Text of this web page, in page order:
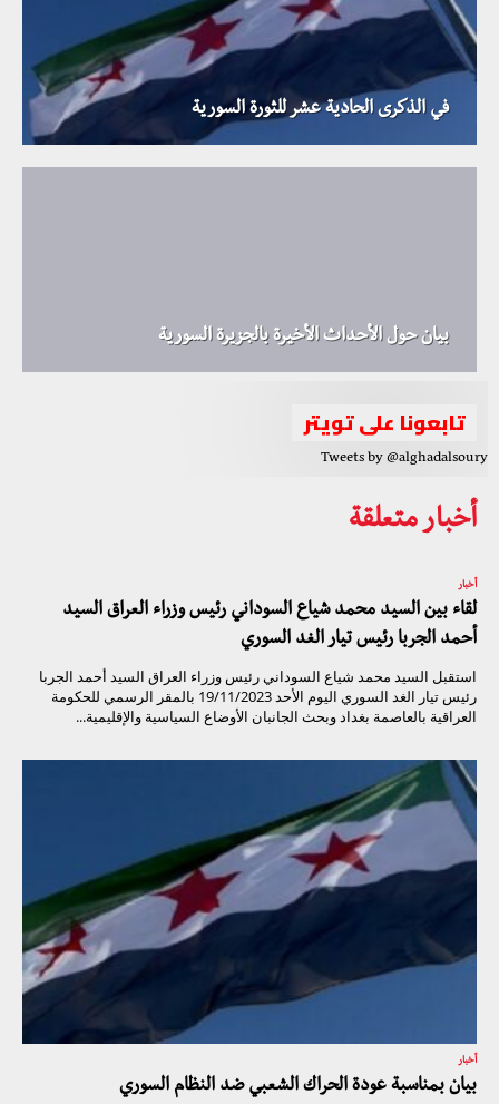
في الذكرى الحادية عشر للثورة السورية
بيان حول الأحداث الأخيرة بالجزيرة السورية
تابعونا على تويتر
Tweets by @alghadalsoury
أخبار متعلقة
أخبار
لقاء بين السيد محمد شياع السوداني رئيس وزراء العراق السيد
أحمد الجربا رئيس تيار الغد السوري
استقبل السيد محمد شياع السوداني رئيس وزراء العراق السيد أحمد الجربا
رئيس تيار الغد السوري اليوم الأحد 19/11/2023 بالمقر الرسمي للحكومة
العراقية بالعاصمة بغداد وبحث الجانبان الأوضاع السياسية والإقليمية...
أخبار
بيان بمناسبة عودة الحراك الشعبي ضد النظام السوري